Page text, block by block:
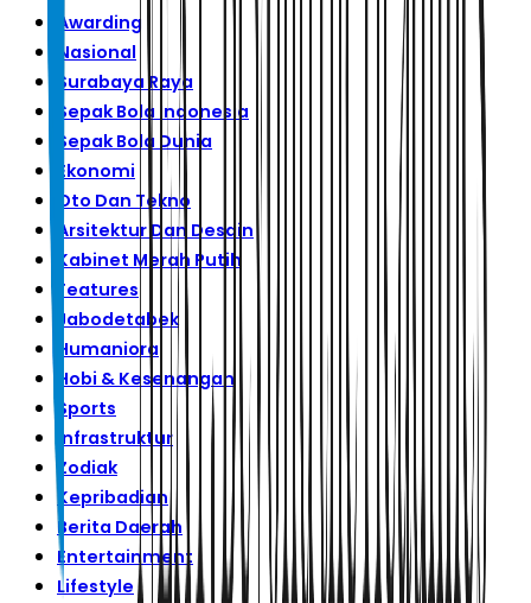
Awarding
Nasional
Surabaya Raya
Sepak Bola Indonesia
Sepak Bola Dunia
Ekonomi
Oto Dan Tekno
Arsitektur Dan Desain
Kabinet Merah Putih
Features
Jabodetabek
Humaniora
Hobi & Kesenangan
Sports
Infrastruktur
Zodiak
Kepribadian
Berita Daerah
Entertainment
Lifestyle